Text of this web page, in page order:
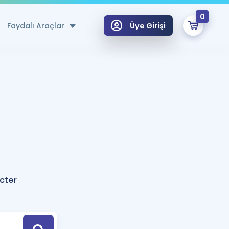
Faydalı Araçlar
Hesaplama Aracı
için Öneriler
Tek Takvimde
Üye Girişi
0
Hoca ile seni sınava hazırlayacak onlarca eğitim seni bekliyor!